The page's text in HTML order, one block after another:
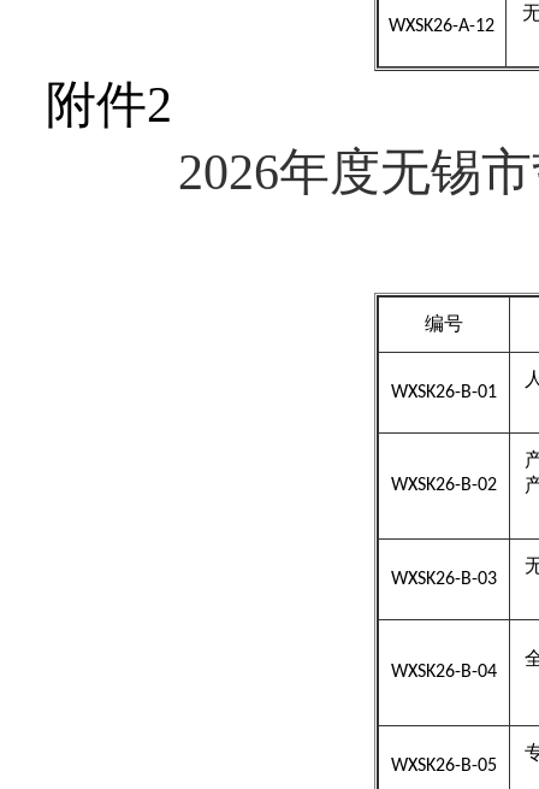
WXSK26-A-12
附件2
2026年度无锡
编号
WXSK26-B-01
WXSK26-B-02
WXSK26-B-03
WXSK26-B-04
WXSK26-B-05